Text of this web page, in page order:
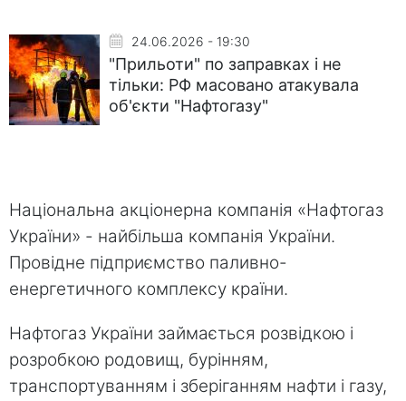
24.06.2026 - 19:30
"Прильоти" по заправках і не
тільки: РФ масовано атакувала
об'єкти "Нафтогазу"
Національна акціонерна компанія «Нафтогаз
України» - найбільша компанія України.
Провідне підприємство паливно-
енергетичного комплексу країни.
Нафтогаз України займається розвідкою і
розробкою родовищ, бурінням,
транспортуванням і зберіганням нафти і газу,